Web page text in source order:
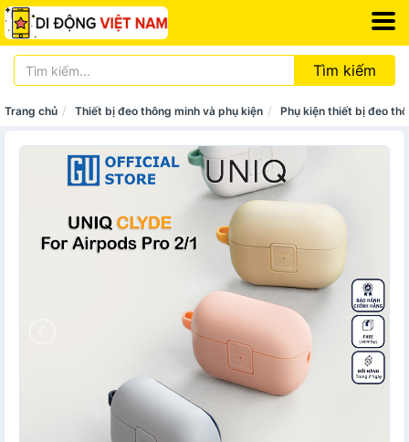
Tìm kiếm
Trang chủ Thiết bị đeo thông minh và phụ kiện Phụ kiện thiết bị đeo